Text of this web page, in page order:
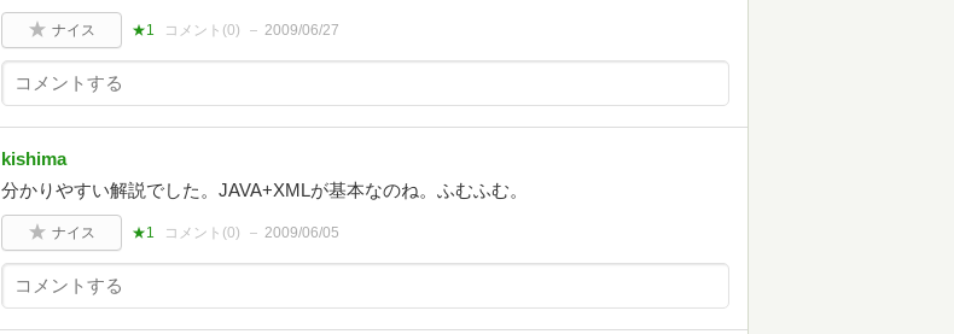
ナイス ★1 コメント(0) 2009/06/27
kishima
分かりやすい解説でした。JAVA+XMLが基本なのね。ふむふむ。
ナイス ★1 コメント(0) 2009/06/05